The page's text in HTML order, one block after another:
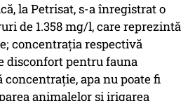
la Petrisat, s-a înregistrat o
de 1.358 mg/l, care reprezintă
concentraţia respectivă
disconfort pentru fauna
concentraţie, apa nu poate fi
animalelor şi irigarea